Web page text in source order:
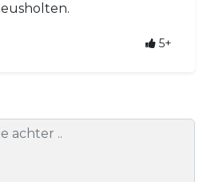
5+